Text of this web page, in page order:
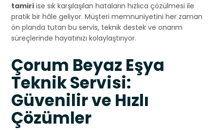
tamiri ise sık karşılaşılan hataların hızlıca çözülmesi ile
pratik bir hâle geliyor. Müşteri memnuniyetini her zaman
ön planda tutan bu servis, teknik destek ve onarım
süreçlerinde hayatınızı kolaylaştırıyor.
Çorum Beyaz Eşya
Teknik Servisi:
Güvenilir ve Hızlı
Çözümler